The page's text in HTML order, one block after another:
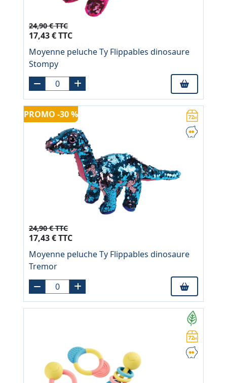
24,90 € TTC
17,43 € TTC
Moyenne peluche Ty Flippables dinosaure
Stompy
PROMO -30 %
24,90 € TTC
17,43 € TTC
Moyenne peluche Ty Flippables dinosaure
Tremor